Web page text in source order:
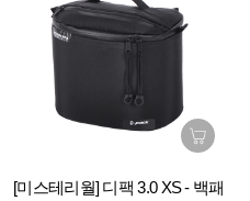
[미스테리월] 디팩 3.0 XS - 백패